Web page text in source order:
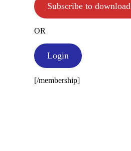
Subscribe to download
OR
Login
[/membership]